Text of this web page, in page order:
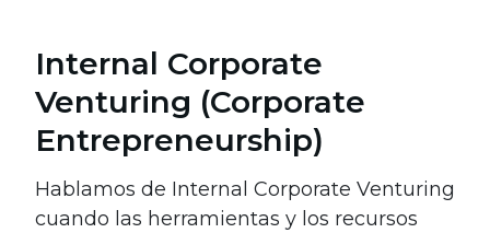
Internal Corporate
Venturing (Corporate
Entrepreneurship)
Hablamos de Internal Corporate Venturing
cuando las herramientas y los recursos